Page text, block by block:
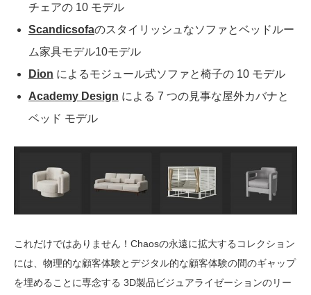
チェアの 10 モデル
Scandicsofaのスタイリッシュなソファとベッドルー
ム家具モデル10モデル
Dion によるモジュール式ソファと椅子の 10 モデル
Academy Design による 7 つの見事な屋外カバナと
ベッド モデル
これだけではありません！Chaosの永遠に拡大するコレクション
には、物理​的な顧客体験とデジタル的な顧客体験の間のギャップ
を埋めることに専念する 3D製品ビジュアライゼーションのリー